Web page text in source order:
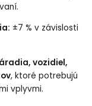
±7 % v závislosti
vozidiel,
, ktoré potrebujú
vplyvmi.